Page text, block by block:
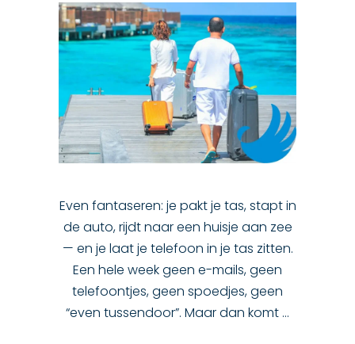
Even fantaseren: je pakt je tas, stapt in
de auto, rijdt naar een huisje aan zee
— en je laat je telefoon in je tas zitten.
Een hele week geen e-mails, geen
telefoontjes, geen spoedjes, geen
“even tussendoor”. Maar dan komt